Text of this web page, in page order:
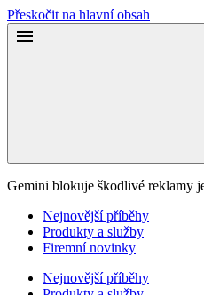
Přeskočit na hlavní obsah
Gemini blokuje škodlivé reklamy
Nejnovější příběhy
Produkty a služby
Firemní novinky
Nejnovější příběhy